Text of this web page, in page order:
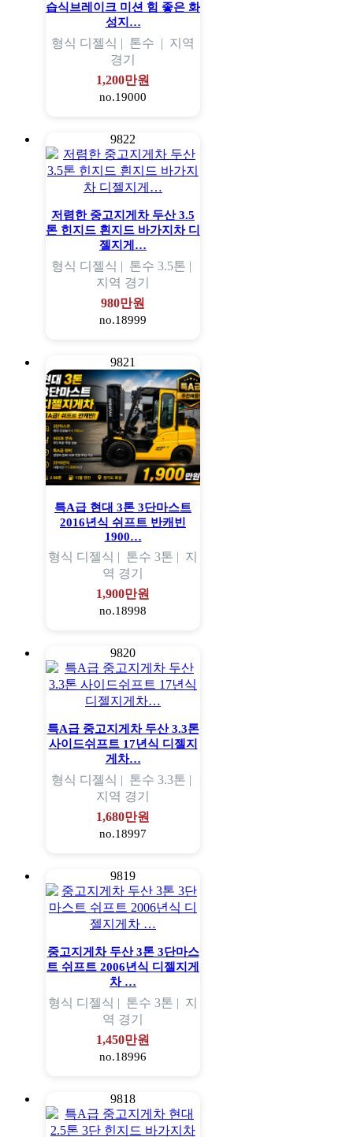
습식브레이크 미션 힘 좋은 화
성지…
형식 디젤식 | 톤수 | 지역
경기
1,200만원
no.19000
9822
저렴한 중고지게차 두산 3.5
톤 힌지드 흰지드 바가지차 디
젤지게…
형식 디젤식 | 톤수 3.5톤 |
지역 경기
980만원
no.18999
9821
특A급 현대 3톤 3단마스트
2016년식 쉬프트 반캐빈
1900…
형식 디젤식 | 톤수 3톤 | 지
역 경기
1,900만원
no.18998
9820
특A급 중고지게차 두산 3.3톤
사이드쉬프트 17년식 디젤지
게차…
형식 디젤식 | 톤수 3.3톤 |
지역 경기
1,680만원
no.18997
9819
중고지게차 두산 3톤 3단마스
트 쉬프트 2006년식 디젤지게
차 …
형식 디젤식 | 톤수 3톤 | 지
역 경기
1,450만원
no.18996
9818